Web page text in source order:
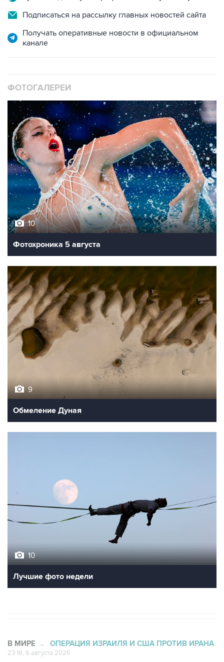
Подписаться на рассылку главных новостей сайта
Получать оперативные новости в официальном
канале
ФОТОГАЛЕРЕИ
10
Фотохроника 5 августа
9
Обмеление Дуная
10
Лучшие фото недели
В МИРЕ → ОПЕРАЦИЯ ИЗРАИЛЯ И США ПРОТИВ ИРАНА
23:18, 6 августа 2026